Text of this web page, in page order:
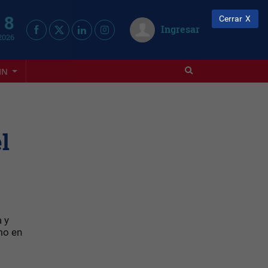
Ingresar
y
en
Cerrar